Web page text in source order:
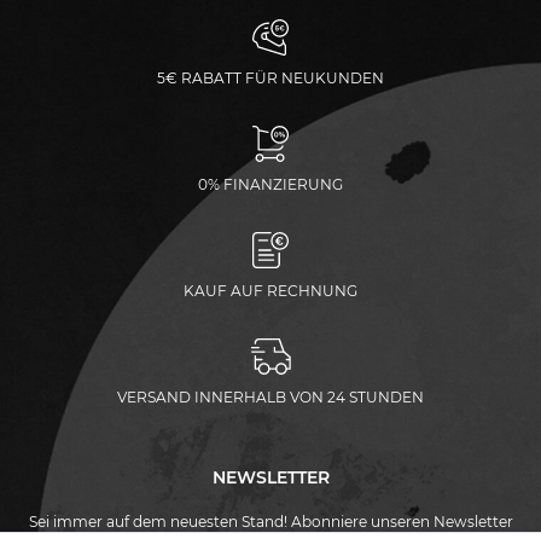
5€ RABATT FÜR NEUKUNDEN
0% FINANZIERUNG
KAUF AUF RECHNUNG
VERSAND INNERHALB VON 24 STUNDEN
NEWSLETTER
Sei immer auf dem neuesten Stand! Abonniere unseren Newsletter